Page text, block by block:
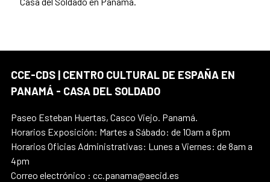
CCE-CDS | CENTRO CULTURAL DE ESPAÑA EN
PANAMÁ - CASA DEL SOLDADO
Paseo Esteban Huertas, Casco Viejo. Panamá.
Horarios Exposición: Martes a Sábado: de 10am a 6pm
Horarios Oficias Administrativas: Lunes a Viernes: de 8am a
4pm
Correo electrónico : cc.panama@aecid.es